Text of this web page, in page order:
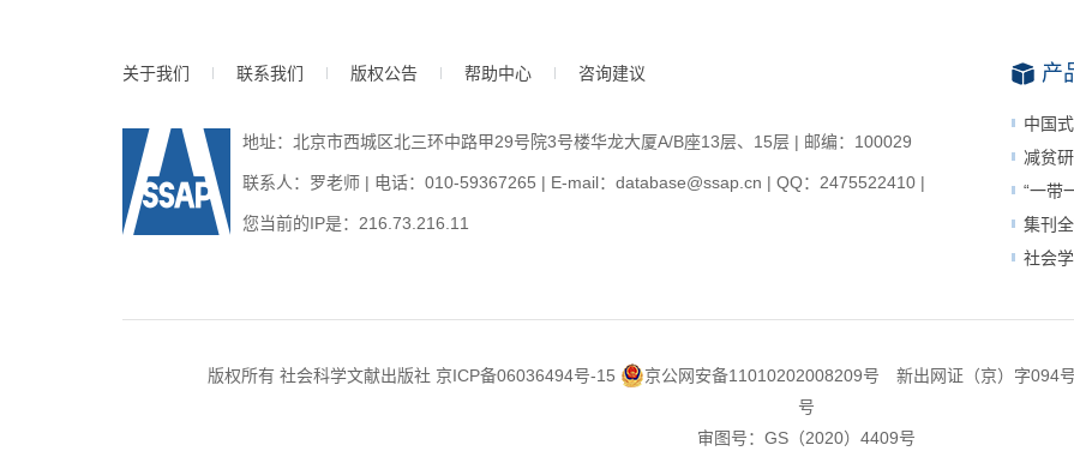
关于我们 联系我们 版权公告 帮助中心 咨询建议
地址：北京市西城区北三环中路甲29号院3号楼华龙大厦A/B座13层、15层 | 邮编：100029
联系人：罗老师 | 电话：010-59367265 | E-mail：database@ssap.cn | QQ：2475522410 |
您当前的IP是： 216.73.216.11
产
中国
减贫
“一带
集刊
社会
版权所有 社会科学文献出版社 京ICP备06036494号-15 京公网安备11010202008209号 新出网证（京）字094号
号
审图号：GS（2020）4409号